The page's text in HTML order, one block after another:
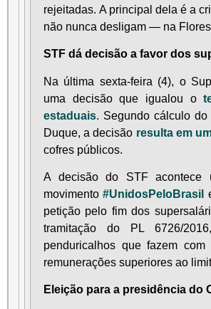
rejeitadas. A principal dela é a
não nunca desligam — na
STF dá decisão a favor dos
Na última sexta-feira (4), o
uma decisão que igualou o
estaduais. Segundo cálculo
Duque, a decisão resulta em
cofres públicos.
A decisão do STF acontece
movimento#UnidosPeloBrasil
petição pelo fim dos
tramitação do PL 6726/
penduricalhos que fazem
remunerações superiores ao
Eleição para a presidência do